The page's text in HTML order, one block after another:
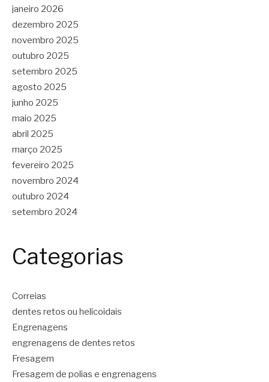
janeiro 2026
dezembro 2025
novembro 2025
outubro 2025
setembro 2025
agosto 2025
junho 2025
maio 2025
abril 2025
março 2025
fevereiro 2025
novembro 2024
outubro 2024
setembro 2024
Categorias
Correias
dentes retos ou helicoidais
Engrenagens
engrenagens de dentes retos
Fresagem
Fresagem de polias e engrenagens